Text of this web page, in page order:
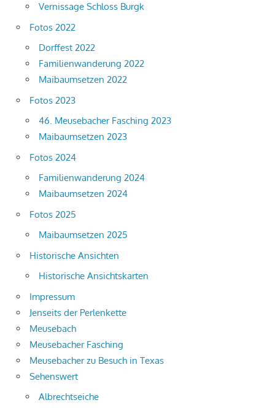
Vernissage Schloss Burgk
Fotos 2022
Dorffest 2022
Familienwanderung 2022
Maibaumsetzen 2022
Fotos 2023
46. Meusebacher Fasching 2023
Maibaumsetzen 2023
Fotos 2024
Familienwanderung 2024
Maibaumsetzen 2024
Fotos 2025
Maibaumsetzen 2025
Historische Ansichten
Historische Ansichtskarten
Impressum
Jenseits der Perlenkette
Meusebach
Meusebacher Fasching
Meusebacher zu Besuch in Texas
Sehenswert
Albrechtseiche